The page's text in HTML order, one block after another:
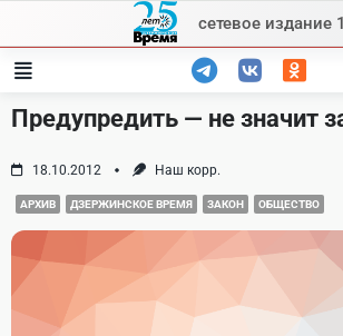
content
сетевое издание
Предупредить — не значит
18.10.2012 Наш корр.
АРХИВ ДЗЕРЖИНСКОЕ ВРЕМЯ ЗАКОН ОБЩЕСТВО